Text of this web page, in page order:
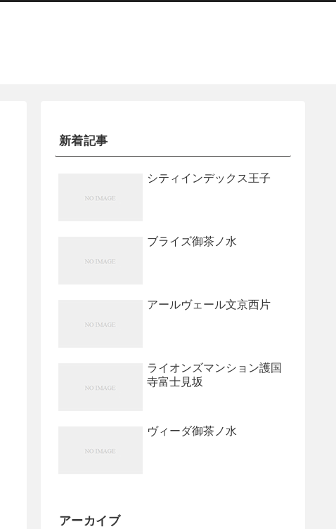
新着記事
シティインデックス王子
ブライズ御茶ノ水
アールヴェール文京西片
ライオンズマンション護国
寺富士見坂
ヴィーダ御茶ノ水
アーカイブ